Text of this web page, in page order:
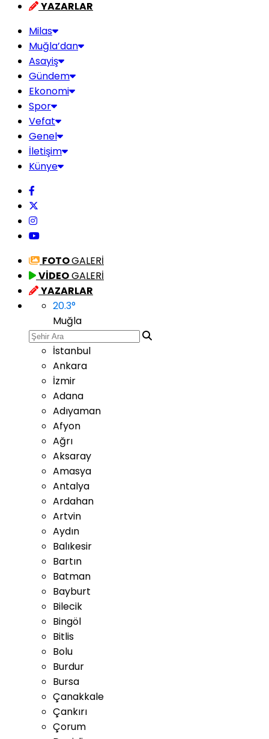
YAZARLAR
Milas
Muğla’dan
Asayiş
Gündem
Ekonomi
Spor
Vefat
Genel
İletişim
Künye
FOTOGALERİ
VİDEOGALERİ
YAZARLAR
20.3°
Muğla
İstanbul
Ankara
İzmir
Adana
Adıyaman
Afyon
Ağrı
Aksaray
Amasya
Antalya
Ardahan
Artvin
Aydın
Balıkesir
Bartın
Batman
Bayburt
Bilecik
Bingöl
Bitlis
Bolu
Burdur
Bursa
Çanakkale
Çankırı
Çorum